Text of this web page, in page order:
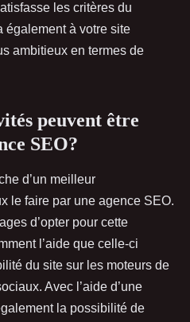
les critères du
également à votre site
ambitieux en termes de
peuvent être
SEO?
d’un meilleur
le faire par une agence SEO.
d’opter pour cette
l’aide que celle-ci
du site sur les moteurs de
Avec l’aide d’une
la possibilité de